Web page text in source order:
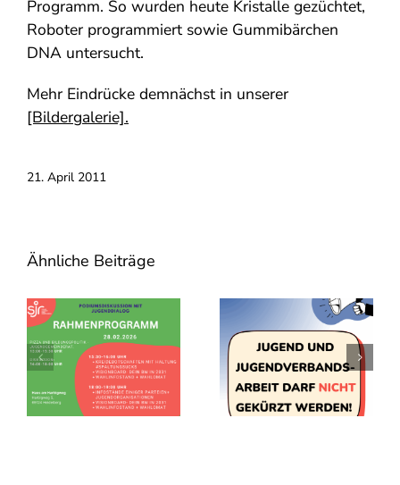
Programm. So wurden heute Kristalle gezüchtet,
Roboter programmiert sowie Gummibärchen
DNA untersucht.
Mehr Eindrücke demnächst in unserer
[Bildergalerie].
21. April 2011
Ähnliche Beiträge